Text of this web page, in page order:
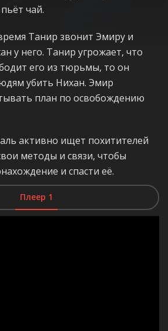
чай.
Танир звонит Эмиру и
у него. Танир угрожает, что
его из тюрьмы, то он
убить Нихан. Эмир
план по освобождению
активно ищет похитителей
методы и связи, чтобы
и спасти её.
Плеер 1